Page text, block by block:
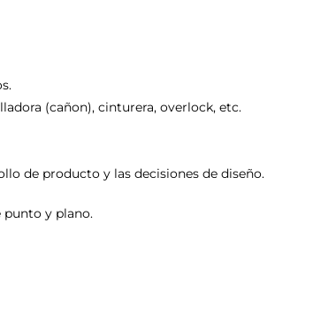
(cañon), cinturera, overlock, etc.
de producto y las decisiones de diseño.
punto y plano.